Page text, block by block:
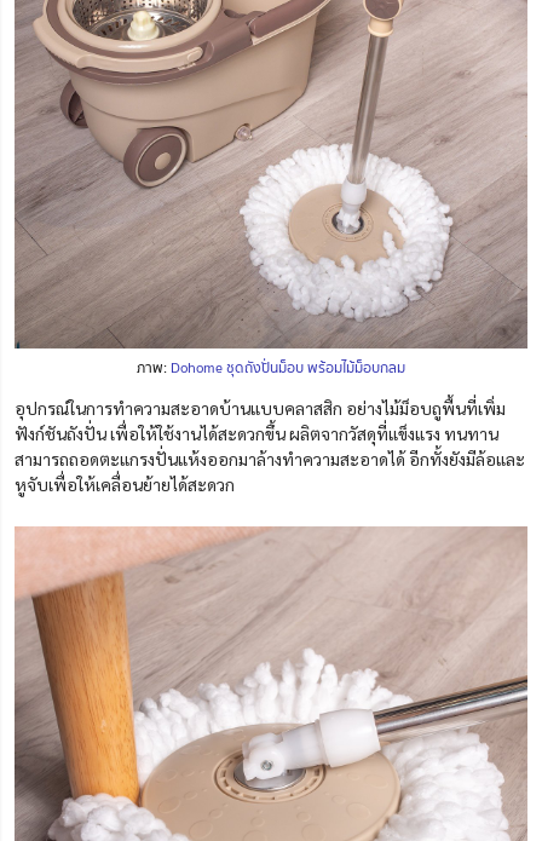
ภาพ: Dohome ชุดถังปั่นม็อบ พร้อมไม้ม็อบกลม
อุปกรณ์ในการทำความสะอาดบ้านแบบคลาสสิก อย่างไม้ม็อบถูพื้นที่เพิ่ม
ฟังก์ชันถังปั่น เพื่อให้ใช้งานได้สะดวกขึ้น ผลิตจากวัสดุที่แข็งแรง ทนทาน
สามารถถอดตะแกรงปั่นแห้งออกมาล้างทำความสะอาดได้ อีกทั้งยังมีล้อและ
หูจับเพื่อให้เคลื่อนย้ายได้สะดวก